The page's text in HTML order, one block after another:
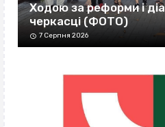
Ходою за реформи і
черкасці (ФОТО)
7 Серпня 2026